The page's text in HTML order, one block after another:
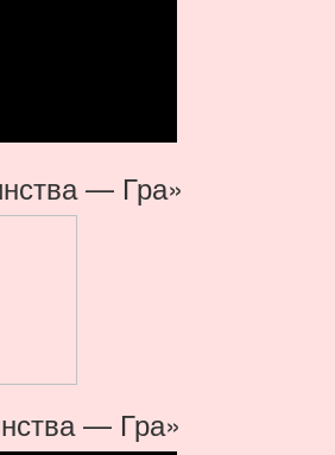
— Гра»
— Гра»